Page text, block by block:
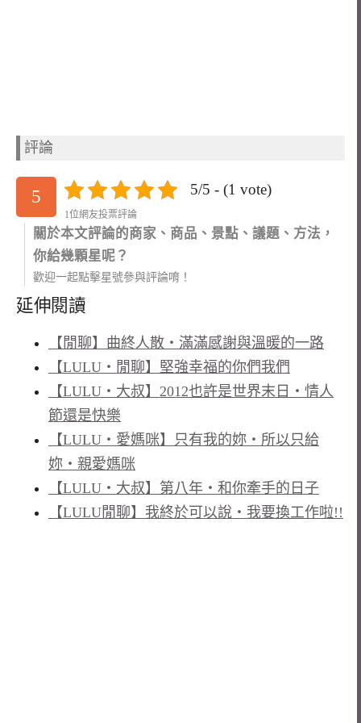
評論
5 5/5 - (1 vote)
1位網友投票評論
關於本文評論的商家、商品、景點、議題、方法，
你給幾顆星呢？
歡迎一起點擊星號參與評論唷！
延伸閱讀
【閒聊】曲終人散‧滿滿感謝與溫暖的一路
【LULU‧閒聊】堅強幸福的你們我們
【LULU‧大叔】2012也許是世界末日‧情人
節還是快樂
【LULU‧愛媽咪】只有我的妳‧所以只給
妳‧親愛媽咪
【LULU‧大叔】第八年‧和你牽手的日子
【LULU閒聊】我終於可以說‧我要換工作啦!!